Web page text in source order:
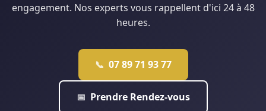
engagement. Nos experts vous rappellent d'ici 24 à 48
heures.
📞 07 89 71 93 77
📅 Prendre Rendez-vous